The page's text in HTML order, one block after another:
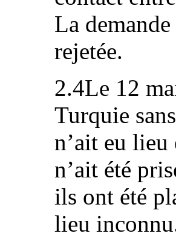
La
rejetée.
2.4Le 12
Turquie
n’ait eu lieu
n’ait été
ils ont été
lieu